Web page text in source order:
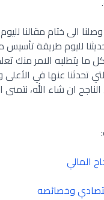
الى ختام مقالنا
لليوم طريقة
ما يتطلبه الامر منك
تحدثنا عنها في
ان شاء الله،
المالي
وخصائصه